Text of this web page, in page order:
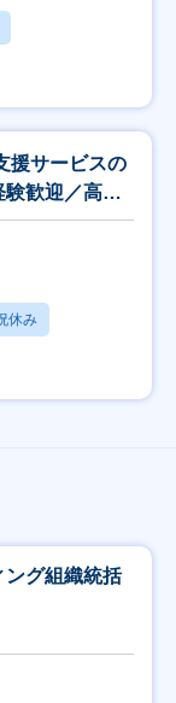
援サービスの
験歓迎／高卒
休み
ング組織統括